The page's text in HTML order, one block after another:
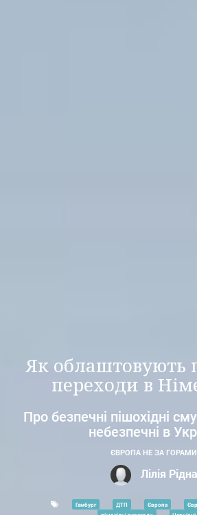
Як облаштовують
переходи в
Про безпечні пішохідні
небезпечні в
ЄВРОПА НЕ ЗА ГОРАМИ
Лілія Рідна
Гамбург ДТП Європа